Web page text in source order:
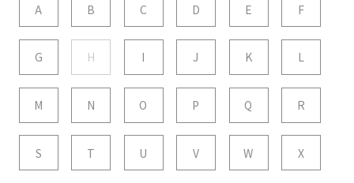
A B C D E F
G H I J K L
M N O P Q R
S T U V W X